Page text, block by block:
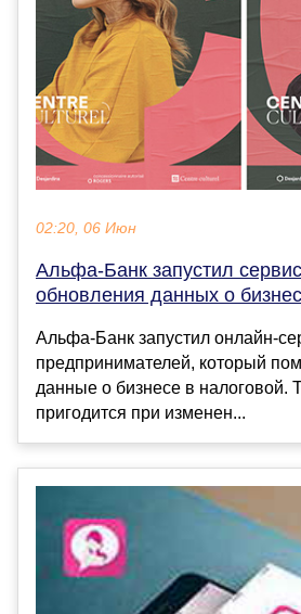
02:20, 06 Июн
Альфа-Банк запустил
обновления данных о
Альфа-Банк запустил онлайн-
предпринимателей, который
данные о бизнесе в налоговой.
пригодится при изменен...